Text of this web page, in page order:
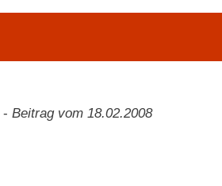
- Beitrag vom 18.02.2008